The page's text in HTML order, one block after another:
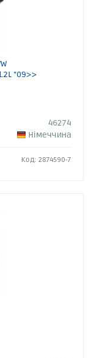
"09>>
46274
Німеччина
Код: 2874590-7